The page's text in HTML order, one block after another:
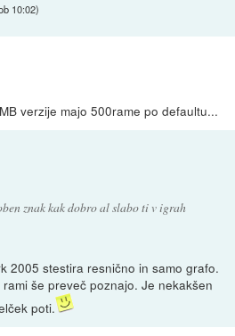
10:02)
verzije majo 500rame po defaultu...
znak kak dobro al slabo ti v igrah
2005 stestira resnično in samo grafo.
še preveč poznajo. Je nekakšen
poti.